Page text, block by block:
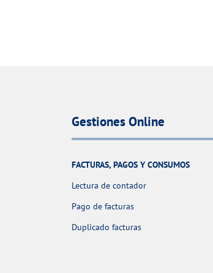
Gestiones Online
FACTURAS, PAGOS Y CONSUMOS
Lectura de contador
Pago de facturas
Duplicado facturas